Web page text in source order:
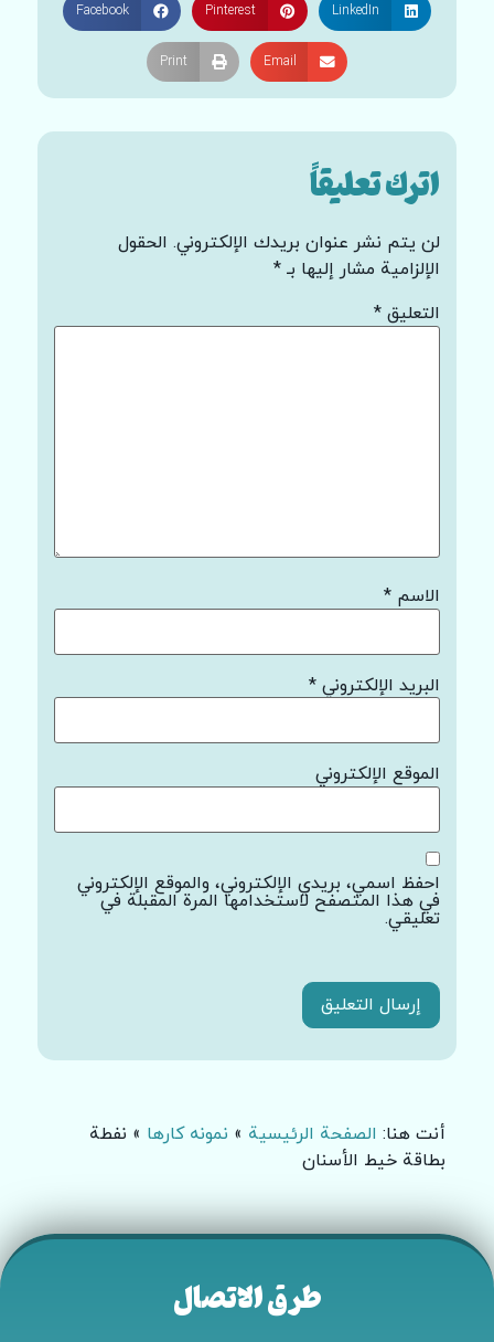
LinkedIn
Pinterest
Facebook
Email
Print
اترك تعليقاً
لن يتم نشر عنوان بريدك الإلكتروني. الحقول
الإلزامية مشار إليها بـ *
التعليق *
الاسم *
البريد الإلكتروني *
الموقع الإلكتروني
احفظ اسمي، بريدي الإلكتروني، والموقع الإلكتروني
في هذا المتصفح لاستخدامها المرة المقبلة في
تعليقي.
أنت هنا: الصفحة الرئيسية » نمونه کارها » نفطة
بطاقة خيط الأسنان
طرق الاتصال